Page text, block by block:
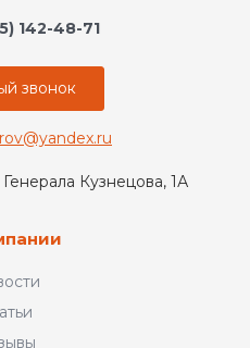
142-48-71
звонок
Кузнецова, 1А